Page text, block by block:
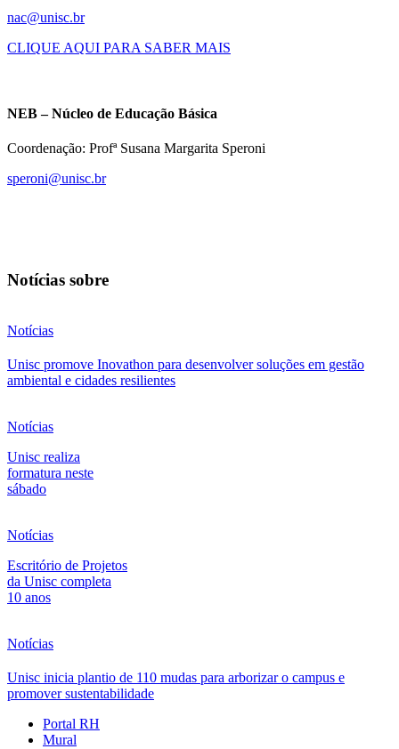
nac@unisc.br
CLIQUE AQUI PARA SABER MAIS
NEB – Núcleo de Educação Básica
Coordenação: Profª Susana Margarita Speroni
speroni@unisc.br
Notícias sobre
Notícias
Unisc promove Inovathon para desenvolver soluções em gestão
ambiental e cidades resilientes
Notícias
Unisc realiza
formatura neste
sábado
Notícias
Escritório de Projetos
da Unisc completa
10 anos
Notícias
Unisc inicia plantio de 110 mudas para arborizar o campus e
promover sustentabilidade
Portal RH
Mural